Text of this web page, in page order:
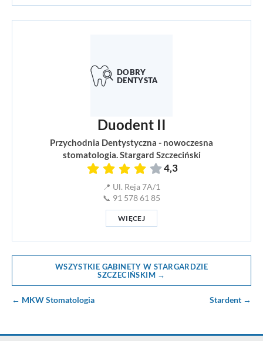
Duodent II
Przychodnia Dentystyczna - nowoczesna
stomatologia. Stargard Szczeciński
4,3
📍 Ul. Reja 7A/1
📞 91 578 61 85
WIĘCEJ
WSZYSTKIE GABINETY W STARGARDZIE
SZCZECIŃSKIM →
← MKW Stomatologia Stardent →